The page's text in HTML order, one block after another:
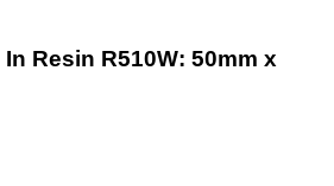
Resin R510W: 50mm x